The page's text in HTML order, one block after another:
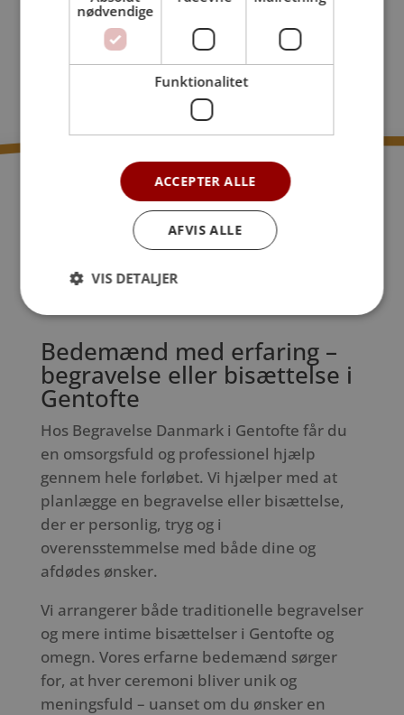
Bedemænd med erfaring –
begravelse eller bisættelse i
Gentofte
Hos Begravelse Danmark i Gentofte får du
en omsorgsfuld og professionel hjælp
gennem hele forløbet. Vi hjælper med at
planlægge en begravelse eller bisættelse,
der er personlig, tryg og i
overensstemmelse med både dine og
afdødes ønsker.
Vi arrangerer både traditionelle begravelser
og mere intime bisættelser i Gentofte og
omegn. Vores erfarne bedemænd sørger
for, at hver ceremoni bliver unik og
meningsfuld – uanset om du ønsker en
nødvendige
Funktionalitet
ACCEPTER ALLE
AFVIS ALLE
VIS DETALJER